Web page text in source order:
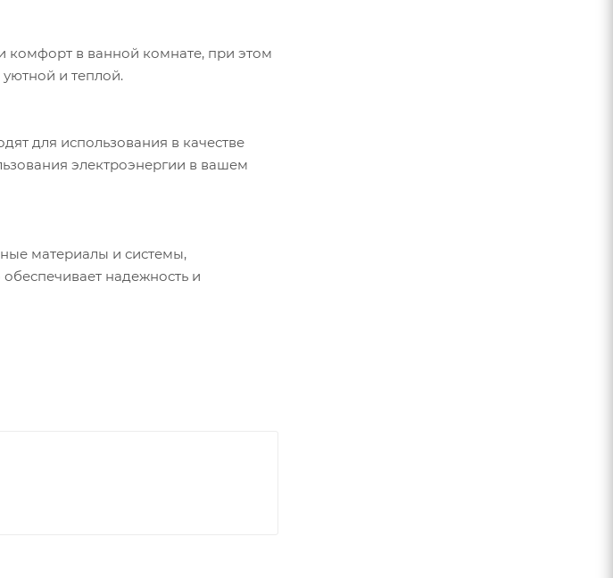
комфорт в ванной комнате, при этом
и теплой.
для использования в качестве
электроэнергии в вашем
материалы и системы,
надежность и